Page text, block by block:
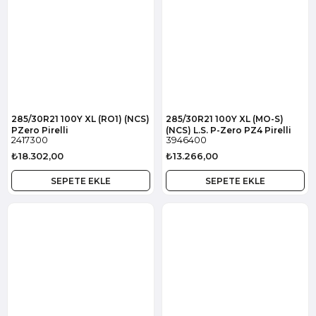
285/30R21 100Y XL (RO1) (NCS)
PZero Pirelli
2417300
₺18.302,00
SEPETE EKLE
285/30R21 100Y XL (MO-S)
(NCS) L.S. P-Zero PZ4 Pirelli
3946400
₺13.266,00
SEPETE EKLE